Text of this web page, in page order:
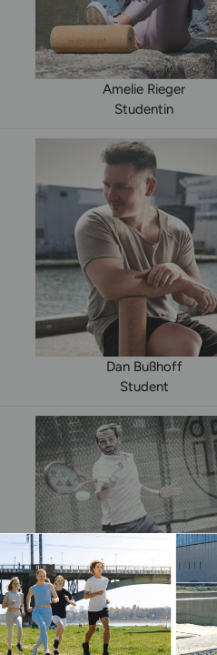
Amelie Rieger
Studentin
Dan Bußhoff
Student
Peter Torebko